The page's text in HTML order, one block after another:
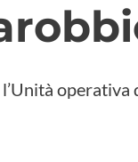
operativa